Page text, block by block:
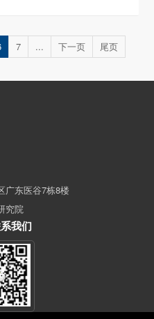
7 ... 下一页 尾页
广东医谷7栋8楼
究院
我们